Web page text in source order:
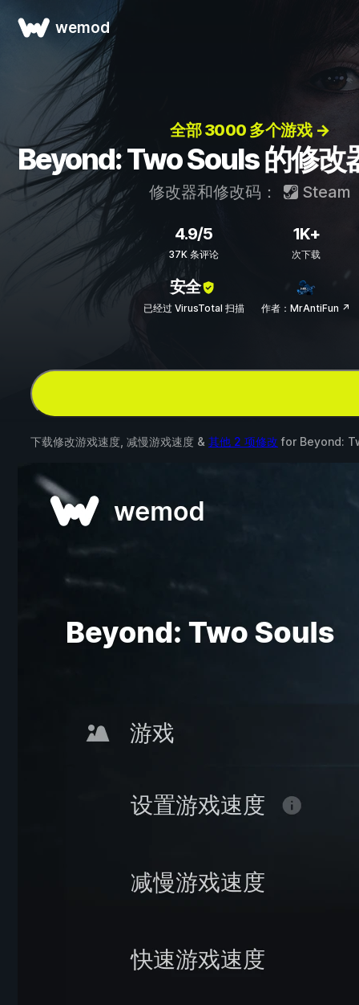
wemod
全部 3000 多个游戏 →
Beyond: Two Souls 的修改
修改器和修改码： Steam
4.9/5
37K 条评论
1K+
次下载
安全
已经过 VirusTotal 扫描 作者：MrAntiFun ↗
下载修改游戏速度, 减慢游戏速度 & 其他 2 项修改 for Beyond: